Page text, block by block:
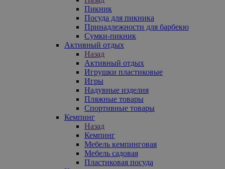
Пикник
Посуда для пикника
Принадлежности для барбекю
Сумки-пикник
Активный отдых
Назад
Активный отдых
Игрушки пластиковые
Игры
Надувные изделия
Пляжные товары
Спортивные товары
Кемпинг
Назад
Кемпинг
Мебель кемпинговая
Мебель садовая
Пластиковая посуда